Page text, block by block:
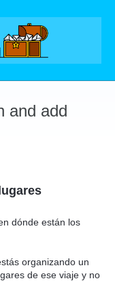
and add
dónde están los
organizando un
de ese viaje y no